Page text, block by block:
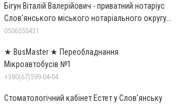
Бігун Віталій Валерійович - приватний нотаріус
Слов'янського міського нотаріального округу
Дон.обл.
0506555431
★ BusMaster ★ Переобладнання
Мікроавтобусів №1
+380(67)599-04-04
Стоматологічний кабінет Естет у Слов'янську